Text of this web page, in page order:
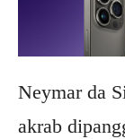
Neymar da
akrab